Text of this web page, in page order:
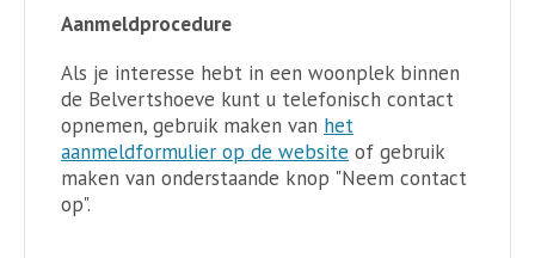
Aanmeldprocedure
Als je interesse hebt in een woonplek binnen
de Belvertshoeve kunt u telefonisch contact
opnemen, gebruik maken van het
aanmeldformulier op de website of gebruik
maken van onderstaande knop "Neem contact
op".